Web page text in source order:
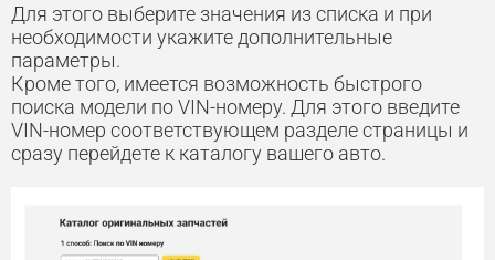
Для этого выберите значения из списка и при
необходимости укажите дополнительные
параметры.
Кроме того, имеется возможность быстрого
поиска модели по VIN-номеру. Для этого введите
VIN-номер соответствующем разделе страницы и
сразу перейдете к каталогу вашего авто.